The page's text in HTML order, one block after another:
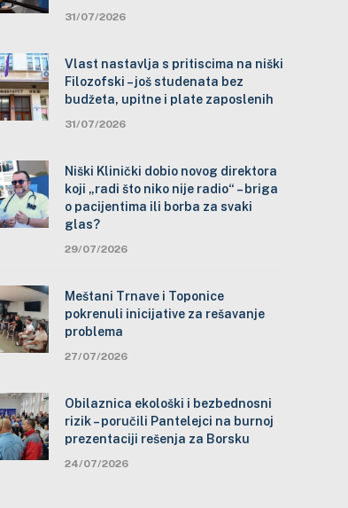
31/07/2026
Vlast nastavlja s pritiscima na niški
Filozofski – još studenata bez
budžeta, upitne i plate zaposlenih
31/07/2026
Niški Klinički dobio novog direktora
koji „radi što niko nije radio“ – briga
o pacijentima ili borba za svaki
glas?
29/07/2026
Meštani Trnave i Toponice
pokrenuli inicijative za rešavanje
problema
27/07/2026
Obilaznica ekološki i bezbednosni
rizik – poručili Pantelejci na burnoj
prezentaciji rešenja za Borsku
24/07/2026